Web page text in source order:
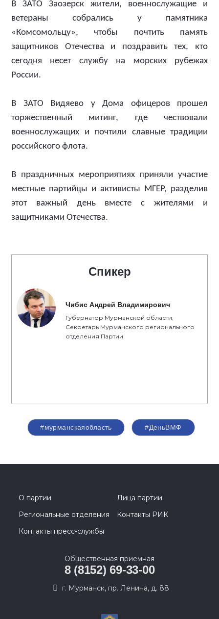
В ЗАТО Заозерск жители, военнослужащие и
ветераны собрались у памятника
«Комсомольцу», чтобы почтить память
защитников Отечества и поздравить тех, кто
сегодня несет службу на морских рубежах
России.
В ЗАТО Видяево у Дома офицеров прошел
торжественный митинг, где чествовали
военнослужащих и почтили славные традиции
российского флота.
В праздничных мероприятиях приняли участие
местные партийцы и активисты МГЕР, разделив
этот важный день вместе с жителями и
защитниками Отечества.
Спикер
Чибис Андрей Владимирович
Губернатор Мурманской области,
Секретарь Мурманского регионального
отделения Партии
#мурманскаяобласть #ДеньВМФ
О партии
Лица партии
Региональные отделения
Контакты РИК
Контакты пресс-службы
Общественная приемная
8 (8152) 69-33-00
г. Мурманск, пр. Ленина, д. 88